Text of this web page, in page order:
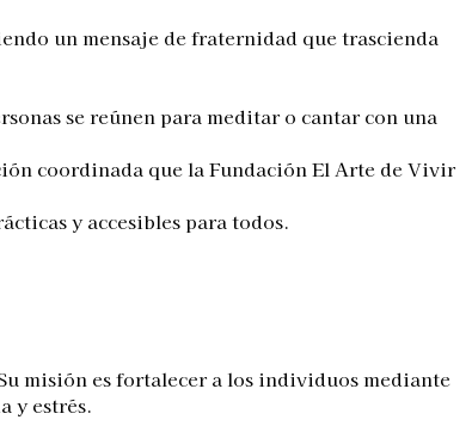
un mensaje de fraternidad que trascienda
se reúnen para meditar o cantar con una
coordinada que la Fundación El Arte de Vivir
y accesibles para todos.
misión es fortalecer a los individuos mediante
y estrés.